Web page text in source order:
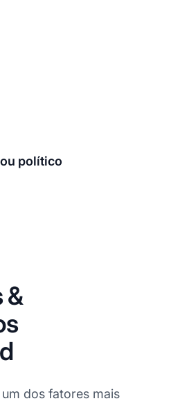
político
&
dos fatores mais